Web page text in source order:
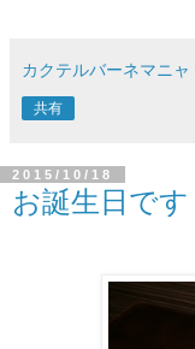
カクテルバーネマニャ
共有
2015/10/18
お誕生日です